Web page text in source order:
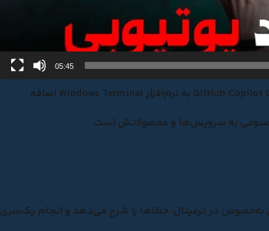
05:45
مایکروسافت می‌گوید چت‌بات هوش مصنوعی را در قالب سرویسی به نام GitHub Copilot Chat به نرم‌افزار Windows Terminal اضافه
به سرویس‌ها و محصولاتش است.
به‌خصوص در ترمینال، خطاها را شرح می‌دهد و انجام یک‌سری